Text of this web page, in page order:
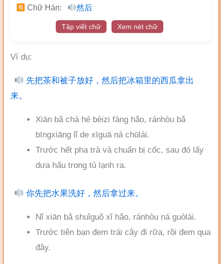
Chữ Hán:
然后
Tập viết chữ Xem nét chữ
Ví dụ:
先把茶和被子放好，然后把冰箱里的西瓜拿出
来。
Xiān bǎ chá hé bèizi fàng hǎo, ránhòu bǎ
bīngxiāng lǐ de xīguā ná chūlái.
Trước hết pha trà và chuẩn bị cốc, sau đó lấy
dưa hấu trong tủ lạnh ra.
你先把水果洗好，然后拿过来。
Nǐ xiān bǎ shuǐguǒ xǐ hǎo, ránhòu ná guòlái.
Trước tiên bạn đem trái cây đi rữa, rồi đem qua
đây.